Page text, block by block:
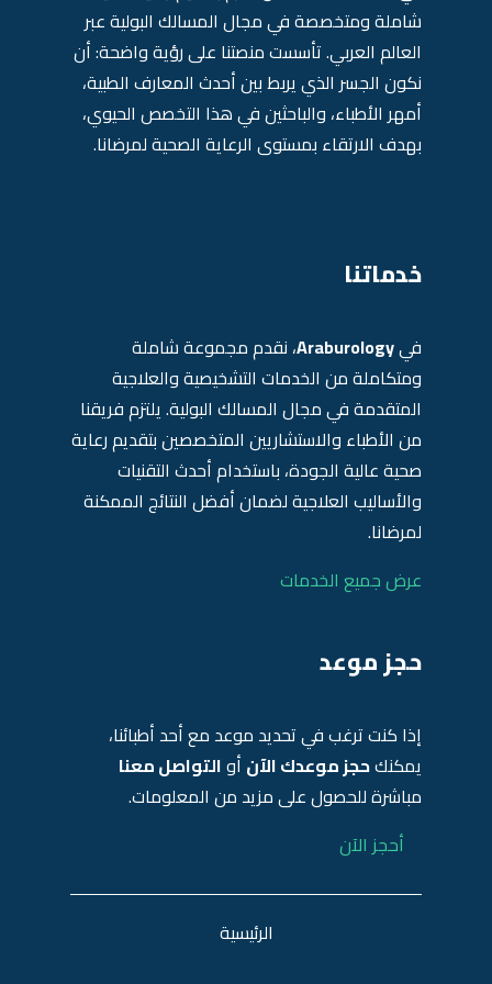
شاملة ومتخصصة في مجال المسالك البولية عبر
العالم العربي. تأسست منصتنا على رؤية واضحة: أن
نكون الجسر الذي يربط بين أحدث المعارف الطبية،
أمهر الأطباء، والباحثين في هذا التخصص الحيوي،
بهدف الارتقاء بمستوى الرعاية الصحية لمرضانا.
خدماتنا
فيAraburology، نقدم مجموعة شاملة
ومتكاملة من الخدمات التشخيصية والعلاجية
المتقدمة في مجال المسالك البولية. يلتزم فريقنا
من الأطباء والاستشاريين المتخصصين بتقديم رعاية
صحية عالية الجودة، باستخدام أحدث التقنيات
والأساليب العلاجية لضمان أفضل النتائج الممكنة
لمرضانا.
عرض جميع الخدمات
حجز موعد
إذا كنت ترغب في تحديد موعد مع أحد أطبائنا،
يمكنكحجز موعدك الآن أوالتواصل معنا
مباشرة للحصول على مزيد من المعلومات.
أحجز الآن
الرئيسية